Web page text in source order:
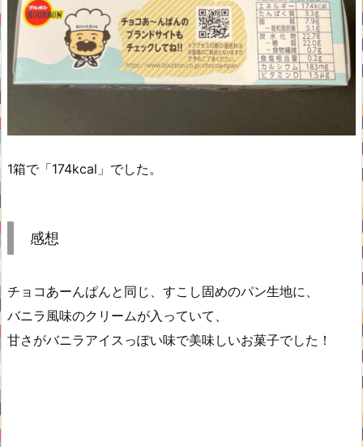
1箱で「174kcal」でした。
感想
チョコあーんぱんと同じ、すこし固めのパン生地に、
バニラ風味のクリームが入っていて、
甘さがバニラアイスっぽい味で美味しいお菓子でした！